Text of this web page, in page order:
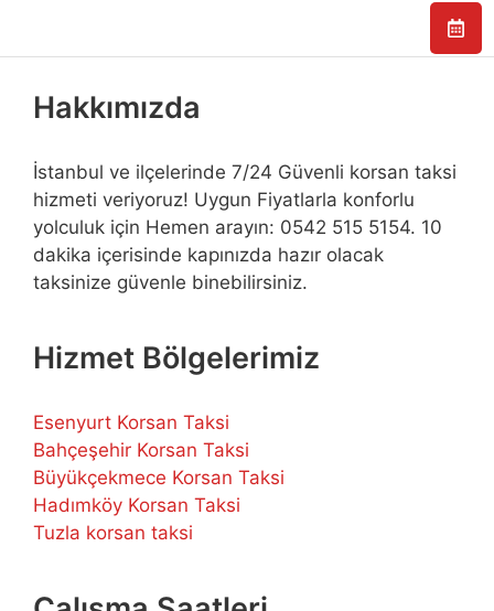
Hakkımızda
İstanbul ve ilçelerinde 7/24 Güvenli korsan taksi
hizmeti veriyoruz! Uygun Fiyatlarla konforlu
yolculuk için Hemen arayın: 0542 515 5154. 10
dakika içerisinde kapınızda hazır olacak
taksinize güvenle binebilirsiniz.
Hizmet Bölgelerimiz
Esenyurt Korsan Taksi
Bahçeşehir Korsan Taksi
Büyükçekmece Korsan Taksi
Hadımköy Korsan Taksi
Tuzla korsan taksi